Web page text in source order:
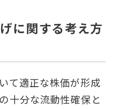
に関する考え方
て適正な株価が形成
十分な流動性確保と